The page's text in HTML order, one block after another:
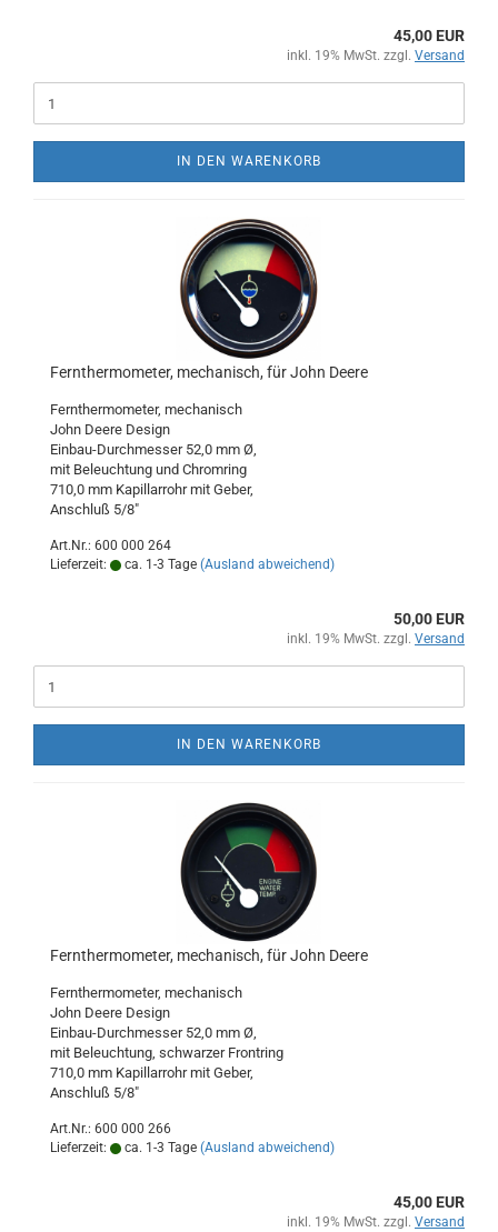
45,00 EUR
inkl. 19% MwSt. zzgl. Versand
IN DEN WARENKORB
Fernthermometer, mechanisch, für John Deere
Fernthermometer, mechanisch
John Deere Design
Einbau-Durchmesser 52,0 mm Ø,
mit Beleuchtung und Chromring
710,0 mm Kapillarrohr mit Geber,
Anschluß 5/8"
Art.Nr.: 600 000 264
Lieferzeit:
ca. 1-3 Tage (Ausland abweichend)
50,00 EUR
inkl. 19% MwSt. zzgl. Versand
IN DEN WARENKORB
Fernthermometer, mechanisch, für John Deere
Fernthermometer, mechanisch
John Deere Design
Einbau-Durchmesser 52,0 mm Ø,
mit Beleuchtung, schwarzer Frontring
710,0 mm Kapillarrohr mit Geber,
Anschluß 5/8"
Art.Nr.: 600 000 266
Lieferzeit:
ca. 1-3 Tage (Ausland abweichend)
45,00 EUR
inkl. 19% MwSt. zzgl. Versand